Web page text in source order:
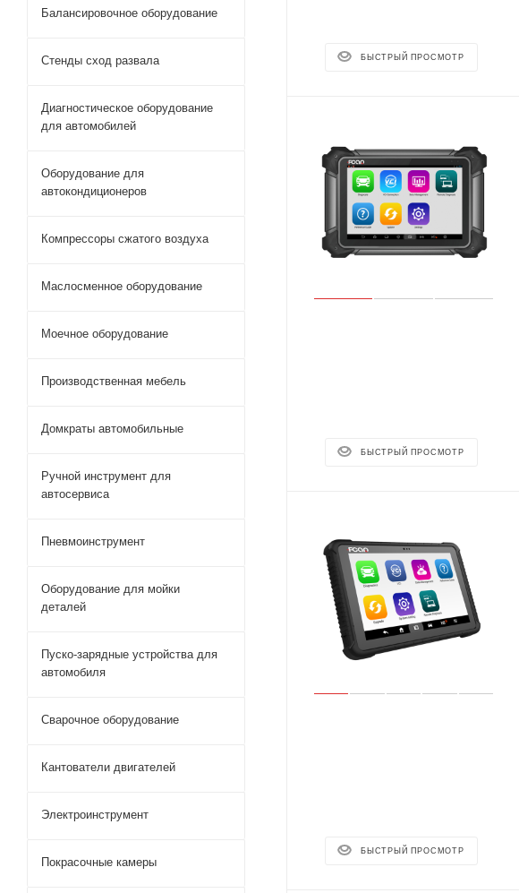
БЫСТРЫЙ ПРОСМОТР
БЫСТРЫЙ ПРОСМОТР
БЫСТРЫЙ ПРОСМОТР
Балансировочное оборудование
Стенды сход развала
Диагностическое оборудование
для автомобилей
Оборудование для
автокондиционеров
Компрессоры сжатого воздуха
Маслосменное оборудование
Моечное оборудование
Производственная мебель
Домкраты автомобильные
Ручной инструмент для
автосервиса
Пневмоинструмент
Оборудование для мойки
деталей
Пуско-зарядные устройства для
автомобиля
Сварочное оборудование
Кантователи двигателей
Электроинструмент
Покрасочные камеры